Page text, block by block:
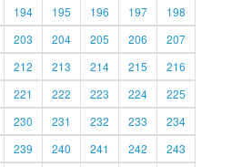
194 195 196 197
198
203 204 205 206
207
212 213 214 215
216
221 222 223 224
225
230 231 232 233
234
239 240 241 242
243